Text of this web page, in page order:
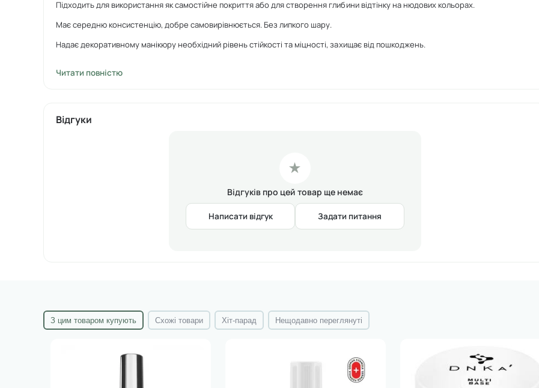
Підходить для використання як самостійне покриття або для створення глибини відтінку на нюдових кольорах.
Має середню консистенцію, добре самовирівнюється. Без липкого шару.
Надає декоративному манікюру необхідний рівень стійкості та міцності, захищає від пошкоджень.
1. Після нанесення гель-лакової системи покриваємо всю поверхню нігтьової пластини молочним топом (тонким або
Склад: ACRYLATES COPOLYMER, DIPROPYLENE GLYCOL DIACRYLATE, BUMETRIZOLE, SILICA.
Читати повністю
Відгуки
★
Відгуків про цей товар ще немає
Написати відгук Задати питання
З цим товаром купують Схожі товари Хіт-парад Нещодавно переглянуті